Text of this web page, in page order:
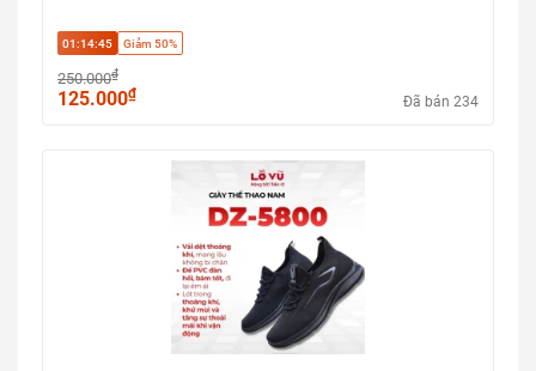
01:14:44 Giảm 50%
250.000₫
125.000₫ Đã bán 234